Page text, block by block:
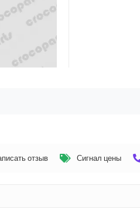
отзыв Сигнал цены